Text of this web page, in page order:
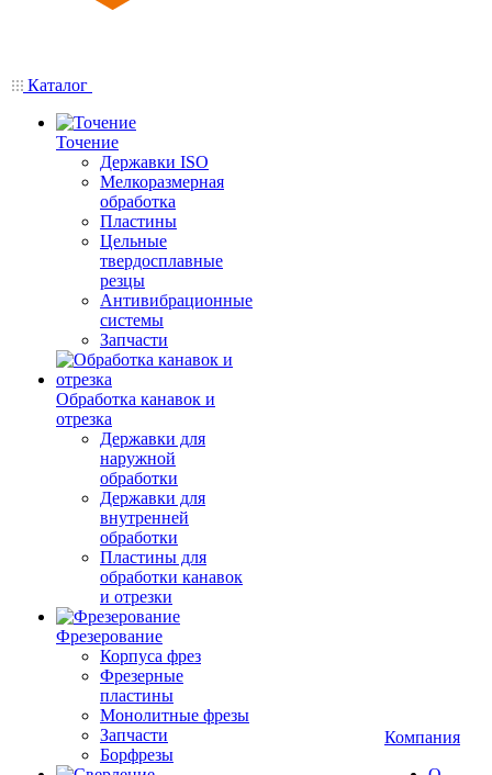
Каталог
Точение
Державки ISO
Мелкоразмерная
обработка
Пластины
Цельные
твердосплавные
резцы
Антивибрационные
системы
Запчасти
Обработка канавок и
отрезка
Державки для
наружной
обработки
Державки для
внутренней
обработки
Пластины для
обработки канавок
и отрезки
Фрезерование
Корпуса фрез
Фрезерные
пластины
Монолитные фрезы
Запчасти
Борфрезы
Компания